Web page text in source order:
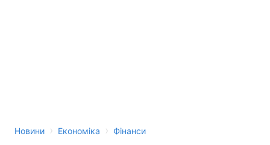
Новини › Економіка › Фінанси